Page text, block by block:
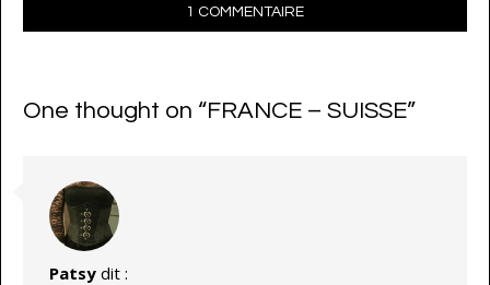
1 COMMENTAIRE
One thought on “FRANCE – SUISSE”
Patsy dit :